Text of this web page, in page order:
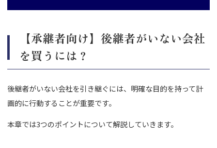
【承継者向け】後継者がいない会社
を買うには？
後継者がいない会社を引き継ぐには、明確な目的を持って計
画的に行動することが重要です。
本章では3つのポイントについて解説していきます。